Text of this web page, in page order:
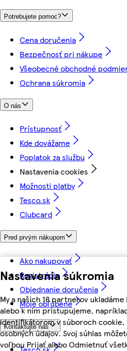
Nastavenia súkromia
My a našich 18 partnerov
alebo k nim pristupujeme,
identifikátorom v súboroch cookie,
osobných údajov. Svoj súhlas
voľbou Prijať alebo Odmietnuť
Potrebujete pomoc?
Cena doručenia
Bezpečnosť pri nákupe
Všeobecné obchodné
Ochrana súkromia
O nás
Prístupnosť
Kde dovážame
Poplatok za službu
Nastavenia cookies
Možnosti platby
Tesco.sk
Clubcard
Pred prvým nákupom
Ako nakupovať
Registrácia
Objednanie doručenia
Moje obľúbené
Kontaktujte nás